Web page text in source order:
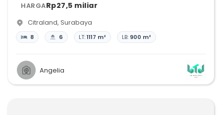
HARGARp27,5 miliar
Citraland, Surabaya
8 6 LT:1117 m² LB: 900 m²
Angelia